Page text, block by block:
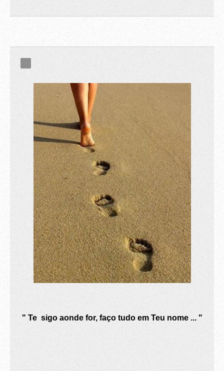
" Te sigo aonde for, faço tudo em Teu nome ... "